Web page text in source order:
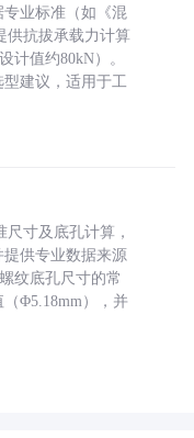
业标准（如《混
供抗拔承载力计算
计值约80kN）。
建议，适用于工
寸及底孔计算，
供专业数据来源
纹底孔尺寸的常
Φ5.18mm），并